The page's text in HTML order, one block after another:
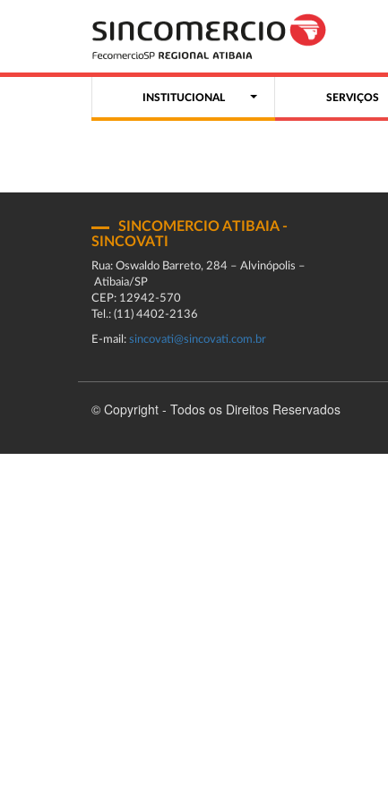
INSTITUCIONAL SERVIÇOS
SINCOMERCIO ATIBAIA -
SINCOVATI
Rua: Oswaldo Barreto, 284 – Alvinópolis –
Atibaia/SP
CEP: 12942-570
Tel.: (11) 4402-2136
E-mail: sincovati@sincovati.com.br
© Copyright - Todos os Direitos Reservados